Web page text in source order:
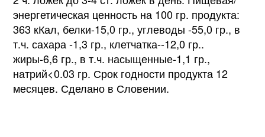
энергетическая ценность на 100 гр. продукта:
363 кКал, белки-15,0 гр., углеводы -55,0 гр., в
т.ч. сахара -1,3 гр., клетчатка--12,0 гр..
жиры-6,6 гр., в т.ч. насыщенные-1,1 гр.,
натрий<0.03 гр. Срок годности продукта 12
месяцев. Сделано в Словении.